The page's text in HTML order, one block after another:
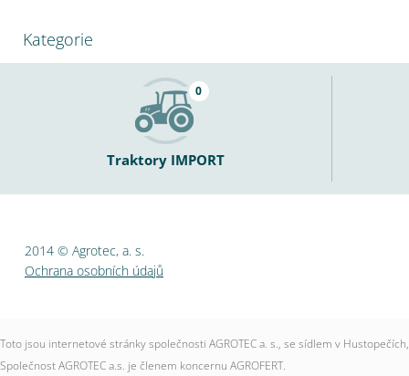
Kategorie
Traktory IMPORT
0
2014 © Agrotec, a. s.
Ochrana osobních údajů
Toto jsou internetové stránky společnosti AGROTEC a. s., se sídlem v
Společnost AGROTEC a.s. je členem koncernu AGROFERT.